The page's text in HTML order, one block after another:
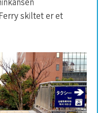
skiltet er et